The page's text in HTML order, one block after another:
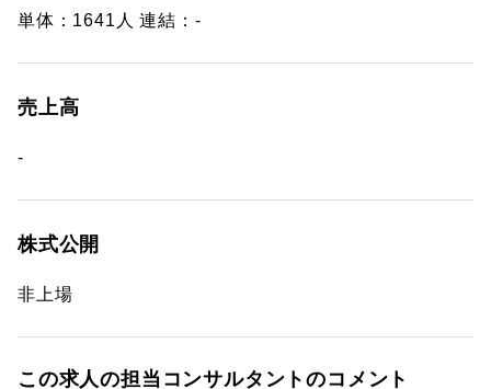
単体：1641人 連結：-
売上高
-
株式公開
非上場
この求人の担当コンサルタントのコメント